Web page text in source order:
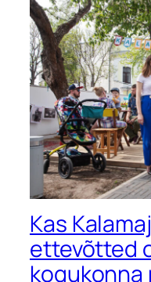
Kas
ettevõtted
kogukonna